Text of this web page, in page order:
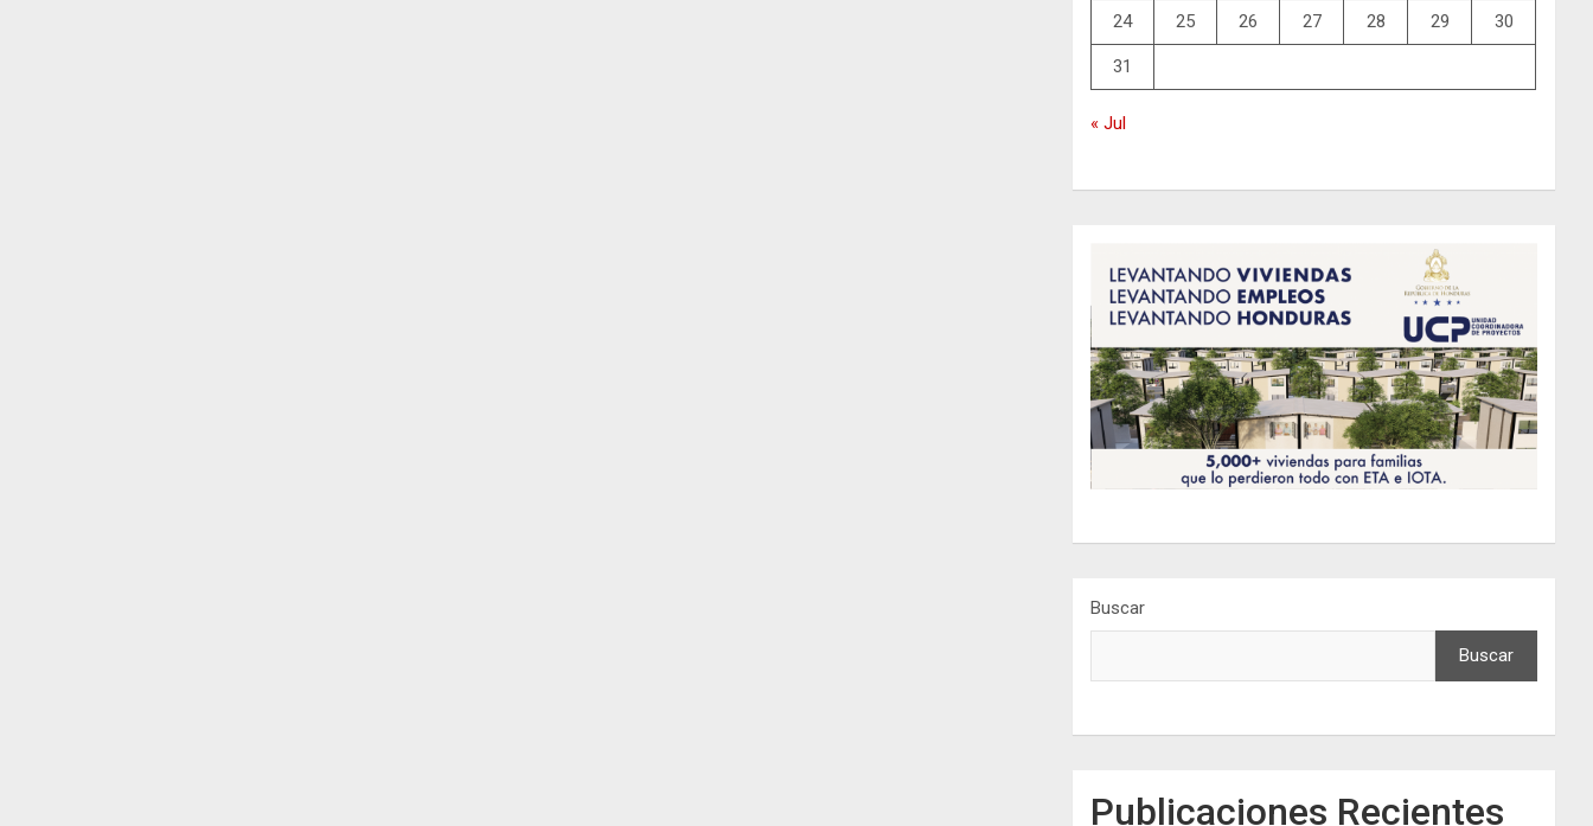
24 25 26 27 28 29 30
31
« Jul
Buscar
Buscar
Publicaciones Recientes